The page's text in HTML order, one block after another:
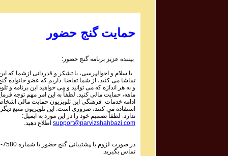
برنامه تصویری شماره ۱۰۵۶ گنج حضور
GanjeHozour #1055 Program
Parviz Shahbazi - پرویز شهبازی
GanjeHozour #1054 Program
برنامه تصویری شماره ۱۰۵۴ گنج حضور
Parviz Shahbazi - پرویز شهبازی
GanjeHozour #1053 Program
برنامه تصویری شماره ۱۰۵۳ گنج حضور
GanjeHozour #1052 Program
حمایت گنج حضور
بیننده عزیز برنامه گنج حضور:
با سلام و احوالپرسی، با تشکر و قدردانی ازشما که این
تماشا می کنید، از شما تقاضا داریم که عضو خانواده
و به هر اندازه که می توانید و می خواهید این برنامه و
ماهه، حمایت مالی کنید. لطفاً به این امر مهم توجه
ادامه خدمات فرهنگی این تلویزیون حمایت مالی
استفاده می کنند، ضروری است. این تلویزیون منبع
ندارد. لطفاً تصمیم خود را در این مورد به ایمیل:
support@parvizshahbazi.com اطلاع دهید.
در صورت لزوم با ‍پشتیبانی گنج حضور با شماره 7580
تماس بگیرید.